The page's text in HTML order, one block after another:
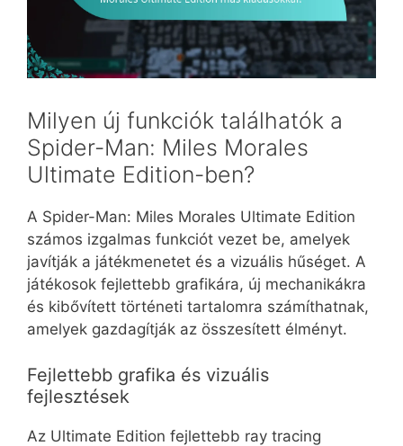
Milyen új funkciók találhatók a
Spider-Man: Miles Morales
Ultimate Edition-ben?
A Spider-Man: Miles Morales Ultimate Edition
számos izgalmas funkciót vezet be, amelyek
javítják a játékmenetet és a vizuális hűséget. A
játékosok fejlettebb grafikára, új mechanikákra
és kibővített történeti tartalomra számíthatnak,
amelyek gazdagítják az összesített élményt.
Fejlettebb grafika és vizuális
fejlesztések
Az Ultimate Edition fejlettebb ray tracing